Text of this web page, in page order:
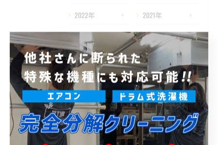
2022年
2021年
2020年
タグ Tags
東京 ハウスクリーニング 縦型
室外機 カビ メンテナンス 排水口